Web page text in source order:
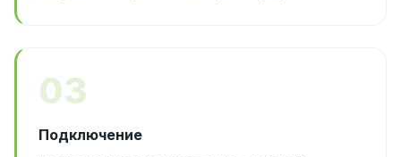
03
Подключение